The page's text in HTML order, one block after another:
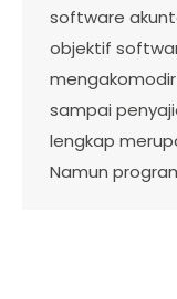
software
objektif
sampai
lengkap
Namun